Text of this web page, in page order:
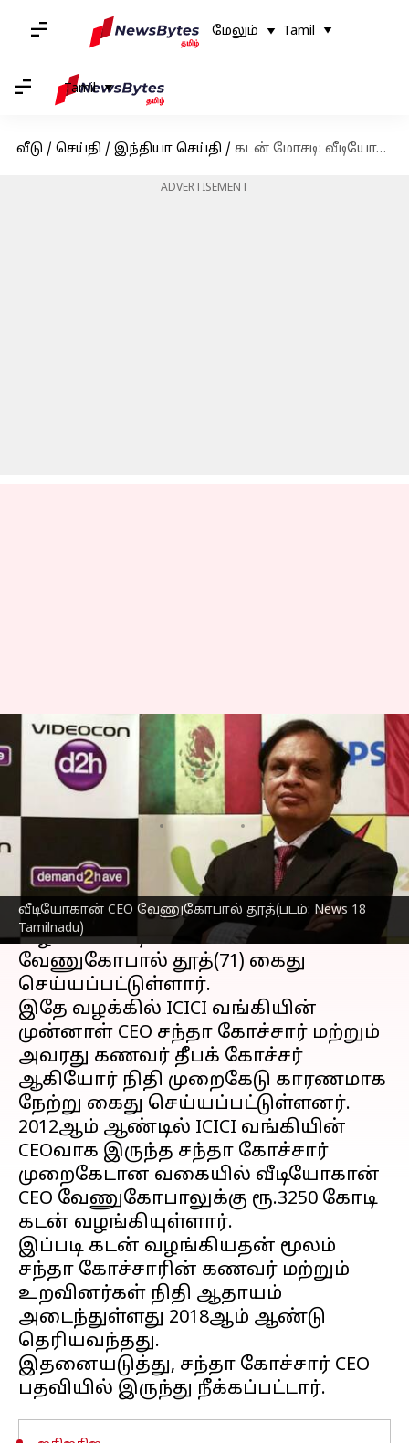
மேலும் Tamil
Tamil
வீடு / செய்தி / இந்தியா செய்தி / கடன் மோசடி: வீடியோகான் CEO வேணுகோபால் கைது!
ADVERTISEMENT
வீடியோகான் CEO வேணுகோபால் தூத்(படம்: News 18
Tamilnadu)
கடன் மோசடி:
வீடியோகான் CEO
வேணுகோபால் கைது!
06:34 pm
செய்தி முன்னோட்டம்
ரூ.3250 கோடி கடன் மோசடி செய்த
வழக்கில் வீடியோகான் CEO
வேணுகோபால் தூத்(71) கைது
செய்யப்பட்டுள்ளார்.
இதே வழக்கில் ICICI வங்கியின்
முன்னாள் CEO சந்தா கோச்சார் மற்றும்
அவரது கணவர் தீபக் கோச்சர்
ஆகியோர் நிதி முறைகேடு காரணமாக
நேற்று கைது செய்யப்பட்டுள்ளனர்.
2012ஆம் ஆண்டில் ICICI வங்கியின்
CEOவாக இருந்த சந்தா கோச்சார்
முறைகேடான வகையில் வீடியோகான்
CEO வேணுகோபாலுக்கு ரூ.3250 கோடி
கடன் வழங்கியுள்ளார்.
இப்படி கடன் வழங்கியதன் மூலம்
சந்தா கோச்சாரின் கணவர் மற்றும்
உறவினர்கள் நிதி ஆதாயம்
அடைந்துள்ளது 2018ஆம் ஆண்டு
தெரியவந்தது.
இதனையடுத்து, சந்தா கோச்சார் CEO